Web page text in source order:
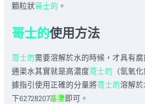
顆粒狀哥士的 。
哥士的使用方法
哥士的需要溶解於水的時候，才具有
通渠水其實就是高濃度哥士的 （氫氧
據指引使用正確的分量將哥士的溶解於
下62728207塞渠即可。